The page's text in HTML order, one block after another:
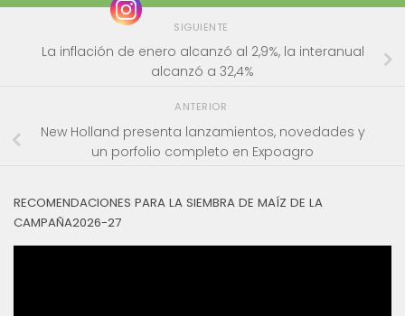
SIGUIENTE
La inflación de enero alcanzó al 2,9%, la interanual
alcanzó a 32,4%
ANTERIOR
New Holland presenta lanzamientos, novedades y
un porfolio completo en Expoagro
RECOMENDACIONES PARA LA SIEMBRA DE MAÍZ DE LA
CAMPAÑA2026-27